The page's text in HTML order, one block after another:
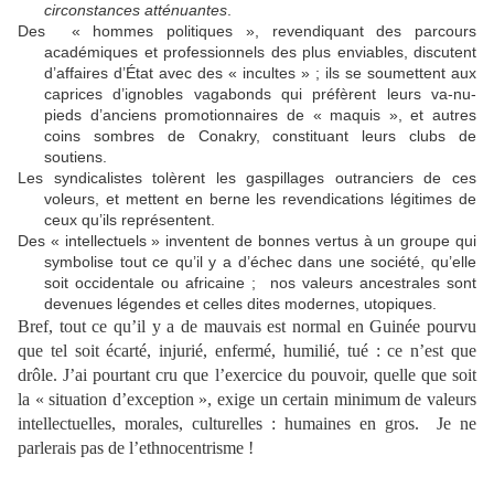
circonstances atténuantes
Des « hommes politiques », revendiquant des parcours
académiques et professionnels des plus enviables, discutent
d’affaires d’État avec des « incultes » ; ils se soumettent aux
caprices d’ignobles vagabonds qui préfèrent leurs va-nu-
pieds d’anciens promotionnaires de « maquis », et autres
coins sombres de Conakry, constituant leurs clubs de
soutiens.
Les syndicalistes tolèrent les gaspillages outranciers de ces
voleurs, et mettent en berne les revendications légitimes de
ceux qu’ils représentent.
Des « intellectuels » inventent de bonnes vertus à un groupe qui
symbolise tout ce qu’il y a d’échec dans une société, qu’elle
soit occidentale ou africaine ; nos valeurs ancestrales sont
devenues légendes et celles dites modernes, utopiques.
Bref, tout ce qu’il y a de mauvais est normal en Guinée pourvu
que tel soit écarté, injurié, enfermé, humilié, tué : ce n’est que
drôle. J’ai pourtant cru que l’exercice du pouvoir, quelle que soit
la « situation d’exception », exige un certain minimum de valeurs
intellectuelles, morales, culturelles : humaines en gros. Je ne
parlerais pas de l’ethnocentrisme !